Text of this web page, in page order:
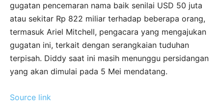
gugatan pencemaran nama baik senilai USD 50 juta
atau sekitar Rp 822 miliar terhadap beberapa orang,
termasuk Ariel Mitchell, pengacara yang mengajukan
gugatan ini, terkait dengan serangkaian tuduhan
terpisah. Diddy saat ini masih menunggu persidangan
yang akan dimulai pada 5 Mei mendatang.
Source link